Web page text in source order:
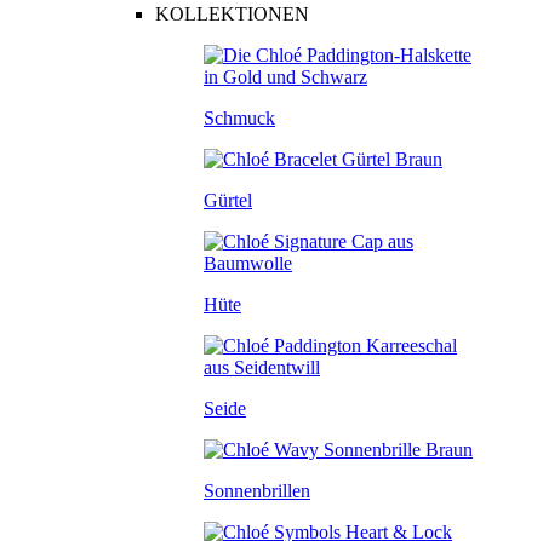
KOLLEKTIONEN
Schmuck
Gürtel
Hüte
Seide
Sonnenbrillen